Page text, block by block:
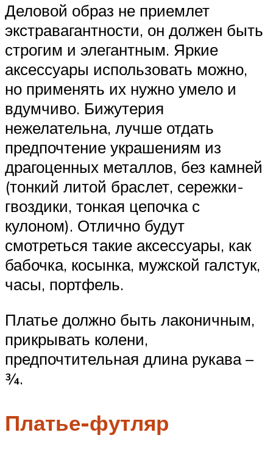
Деловой образ не приемлет
экстравагантности, он должен быть
строгим и элегантным. Яркие
аксессуары использовать можно,
но применять их нужно умело и
вдумчиво. Бижутерия
нежелательна, лучше отдать
предпочтение украшениям из
драгоценных металлов, без камней
(тонкий литой браслет, сережки-
гвоздики, тонкая цепочка с
кулоном). Отлично будут
смотреться такие аксессуары, как
бабочка, косынка, мужской галстук,
часы, портфель.
Платье должно быть лаконичным,
прикрывать колени,
предпочтительная длина рукава –
¾.
Платье-футляр